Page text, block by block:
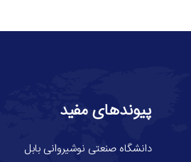
پیوندهای مفید
دانشگاه صنعتی نوشیروانی بابل